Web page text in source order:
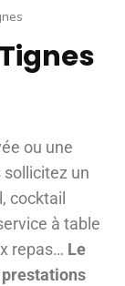
ou une
un
cocktail
à table
repas… Le